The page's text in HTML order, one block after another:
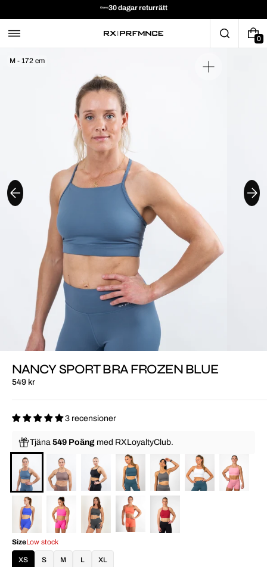
30 dagar returrätt
0
M - 172 cm
NANCY SPORT BRA FROZEN BLUE
549 kr
3 recensioner
Tjäna 549 Poäng med RXLoyaltyClub.
SizeLow stock
XS S M L XL